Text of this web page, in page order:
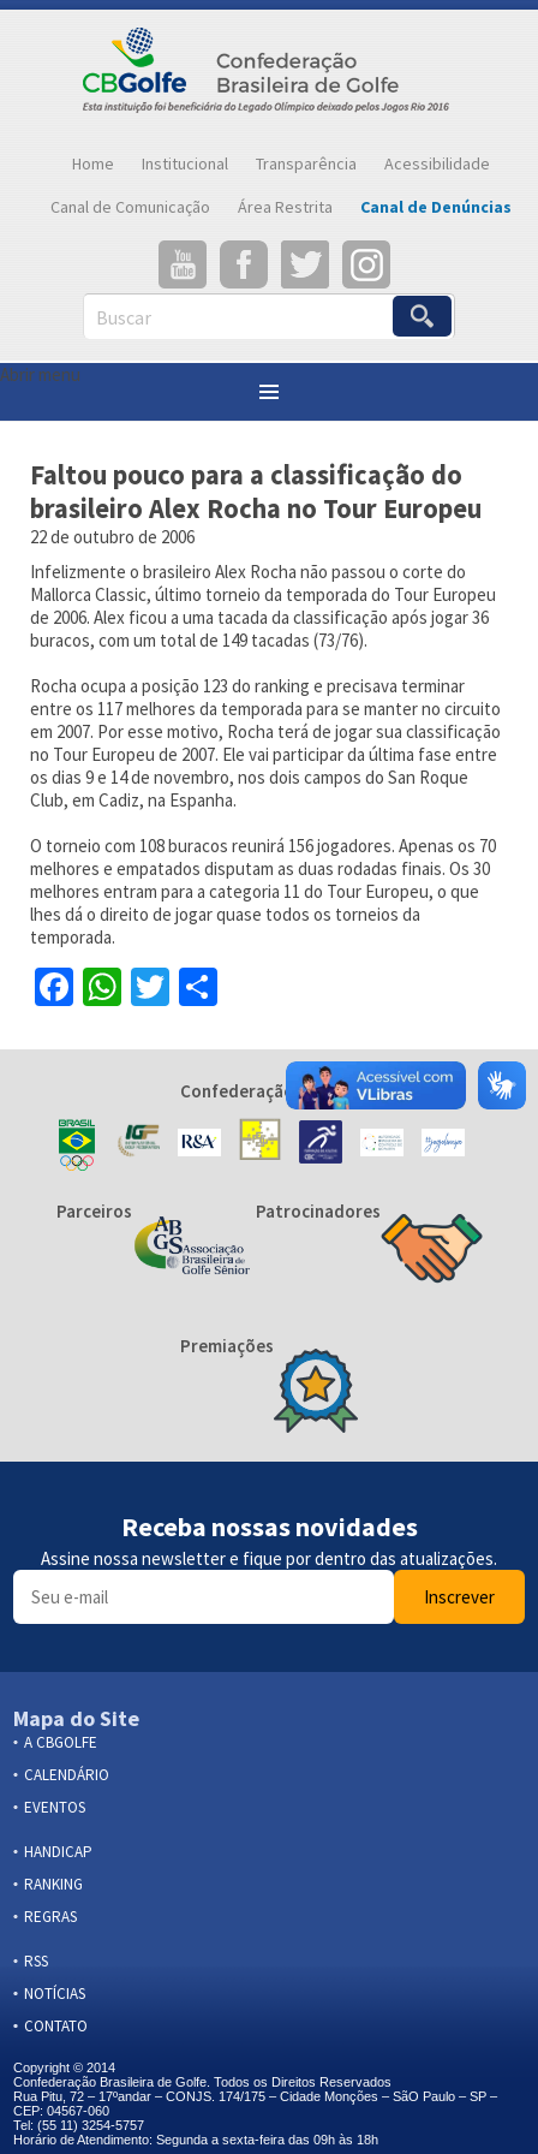
Home Institucional Transparência
Acessibilidade
Canal de Comunicação
Área Restrita Canal de Denúncias
Buscar
Abrir menu
Você está aqui: Notícias
Faltou pouco para a classificação do brasileiro Alex Rocha no Tour Europeu
Faltou pouco para a classificação do
brasileiro Alex Rocha no Tour Europeu
22 de outubro de 2006
Infelizmente o brasileiro Alex Rocha não passou o corte do
Mallorca Classic, último torneio da temporada do Tour Europeu
de 2006. Alex ficou a uma tacada da classificação após jogar 36
buracos, com um total de 149 tacadas (73/76).
Rocha ocupa a posição 123 do ranking e precisava terminar
entre os 117 melhores da temporada para se manter no circuito
em 2007. Por esse motivo, Rocha terá de jogar sua classificação
no Tour Europeu de 2007. Ele vai participar da última fase entre
os dias 9 e 14 de novembro, nos dois campos do San Roque
Club, em Cadiz, na Espanha.
O torneio com 108 buracos reunirá 156 jogadores. Apenas os 70
melhores e empatados disputam as duas rodadas finais. Os 30
melhores entram para a categoria 11 do Tour Europeu, o que
lhes dá o direito de jogar quase todos os torneios da
temporada.
Facebook
WhatsApp
Twitter
Confederação afiliada
Parceiros Patrocinadores
Premiações
Receba nossas novidades
Assine nossa newsletter e fique por dentro das atualizações.
Inscrever
Mapa do Site
A CBGOLFE
CALENDÁRIO
EVENTOS
HANDICAP
RANKING
REGRAS
RSS
NOTÍCIAS
CONTATO
Copyright © 2014
Confederação Brasileira de Golfe. Todos os Direitos Reservados
Rua Pitu, 72 – 17ºandar – CONJS. 174/175 – Cidade Monções – SãO Paulo – SP –
CEP: 04567-060
Tel: (55 11) 3254-5757
Horário de Atendimento: Segunda a sexta-feira das 09h às 18h